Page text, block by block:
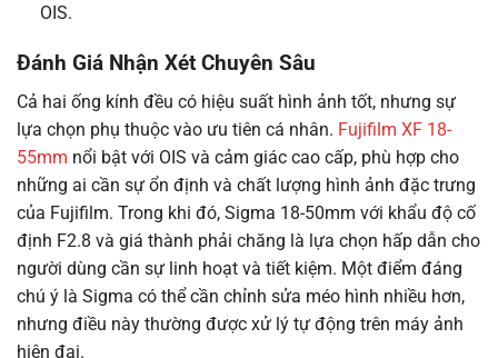
OIS.
Đánh Giá Nhận Xét Chuyên Sâu
Cả hai ống kính đều có hiệu suất hình ảnh tốt, nhưng sự
lựa chọn phụ thuộc vào ưu tiên cá nhân. Fujifilm XF 18-
55mm nổi bật với OIS và cảm giác cao cấp, phù hợp cho
những ai cần sự ổn định và chất lượng hình ảnh đặc trưng
của Fujifilm. Trong khi đó, Sigma 18-50mm với khẩu độ cố
định F2.8 và giá thành phải chăng là lựa chọn hấp dẫn cho
người dùng cần sự linh hoạt và tiết kiệm. Một điểm đáng
chú ý là Sigma có thể cần chỉnh sửa méo hình nhiều hơn,
nhưng điều này thường được xử lý tự động trên máy ảnh
hiện đại.